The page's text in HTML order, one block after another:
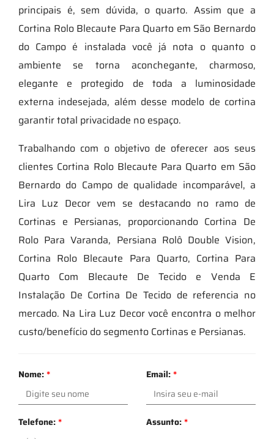
principais é, sem dúvida, o quarto. Assim que a
Cortina Rolo Blecaute Para Quarto em São Bernardo
do Campo é instalada você já nota o quanto o
ambiente se torna aconchegante, charmoso,
elegante e protegido de toda a luminosidade
externa indesejada, além desse modelo de cortina
garantir total privacidade no espaço.
Trabalhando com o objetivo de oferecer aos seus
clientes Cortina Rolo Blecaute Para Quarto em São
Bernardo do Campo de qualidade incomparável, a
Lira Luz Decor vem se destacando no ramo de
Cortinas e Persianas, proporcionando Cortina De
Rolo Para Varanda, Persiana Rolô Double Vision,
Cortina Rolo Blecaute Para Quarto, Cortina Para
Quarto Com Blecaute De Tecido e Venda E
Instalação De Cortina De Tecido de referencia no
mercado. Na Lira Luz Decor você encontra o melhor
custo/benefício do segmento Cortinas e Persianas.
Nome:* Email:*
Telefone:* Assunto:*